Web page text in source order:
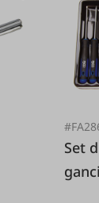
Set